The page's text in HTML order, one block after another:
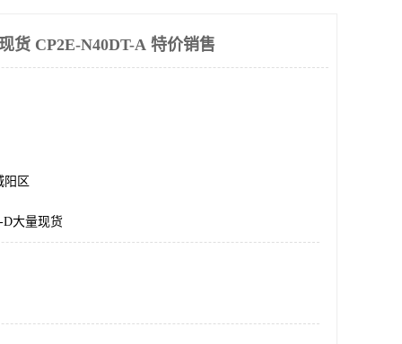
货 CP2E-N40DT-A 特价销售
阳区
D大量现货